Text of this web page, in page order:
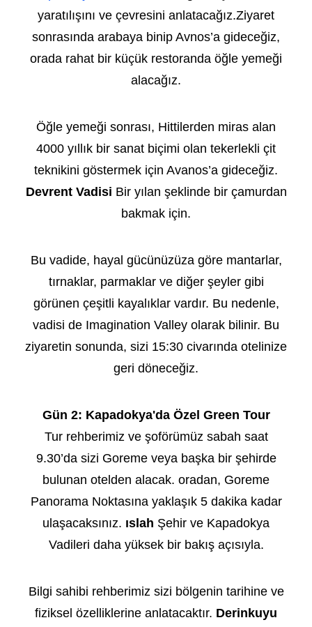
yaratılışını ve çevresini anlatacağız.Ziyaret
sonrasında arabaya binip Avnos’a gideceğiz,
orada rahat bir küçük restoranda öğle yemeği
alacağız.
Öğle yemeği sonrası, Hittilerden miras alan
4000 yıllık bir sanat biçimi olan tekerlekli çit
teknikini göstermek için Avanos’a gideceğiz.
Devrent Vadisi Bir yılan şeklinde bir çamurdan
bakmak için.
Bu vadide, hayal gücünüzüza göre mantarlar,
tırnaklar, parmaklar ve diğer şeyler gibi
görünen çeşitli kayalıklar vardır. Bu nedenle,
vadisi de Imagination Valley olarak bilinir. Bu
ziyaretin sonunda, sizi 15:30 civarında otelinize
geri döneceğiz.
Gün 2: Kapadokya'da Özel Green Tour
Tur rehberimiz ve şoförümüz sabah saat
9.30’da sizi Goreme veya başka bir şehirde
bulunan otelden alacak. oradan, Goreme
Panorama Noktasına yaklaşık 5 dakika kadar
ulaşacaksınız. ıslah Şehir ve Kapadokya
Vadileri daha yüksek bir bakış açısıyla.
Bilgi sahibi rehberimiz sizi bölgenin tarihine ve
fiziksel özelliklerine anlatacaktır. Derinkuyu